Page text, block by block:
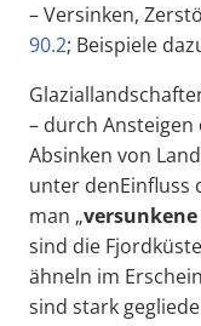
– Versinken,
90.2; Beispiele
– durch
Absinken von
unter denEinfluss
man „
sind die
ähneln im
sind stark